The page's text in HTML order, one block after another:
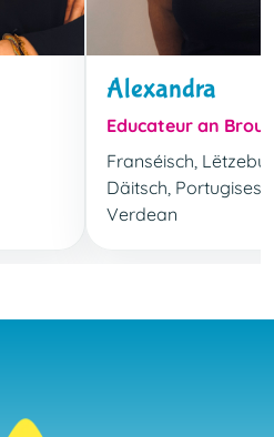
Alexandra
Educateur an
Franséisch,
Däitsch,
Verdean